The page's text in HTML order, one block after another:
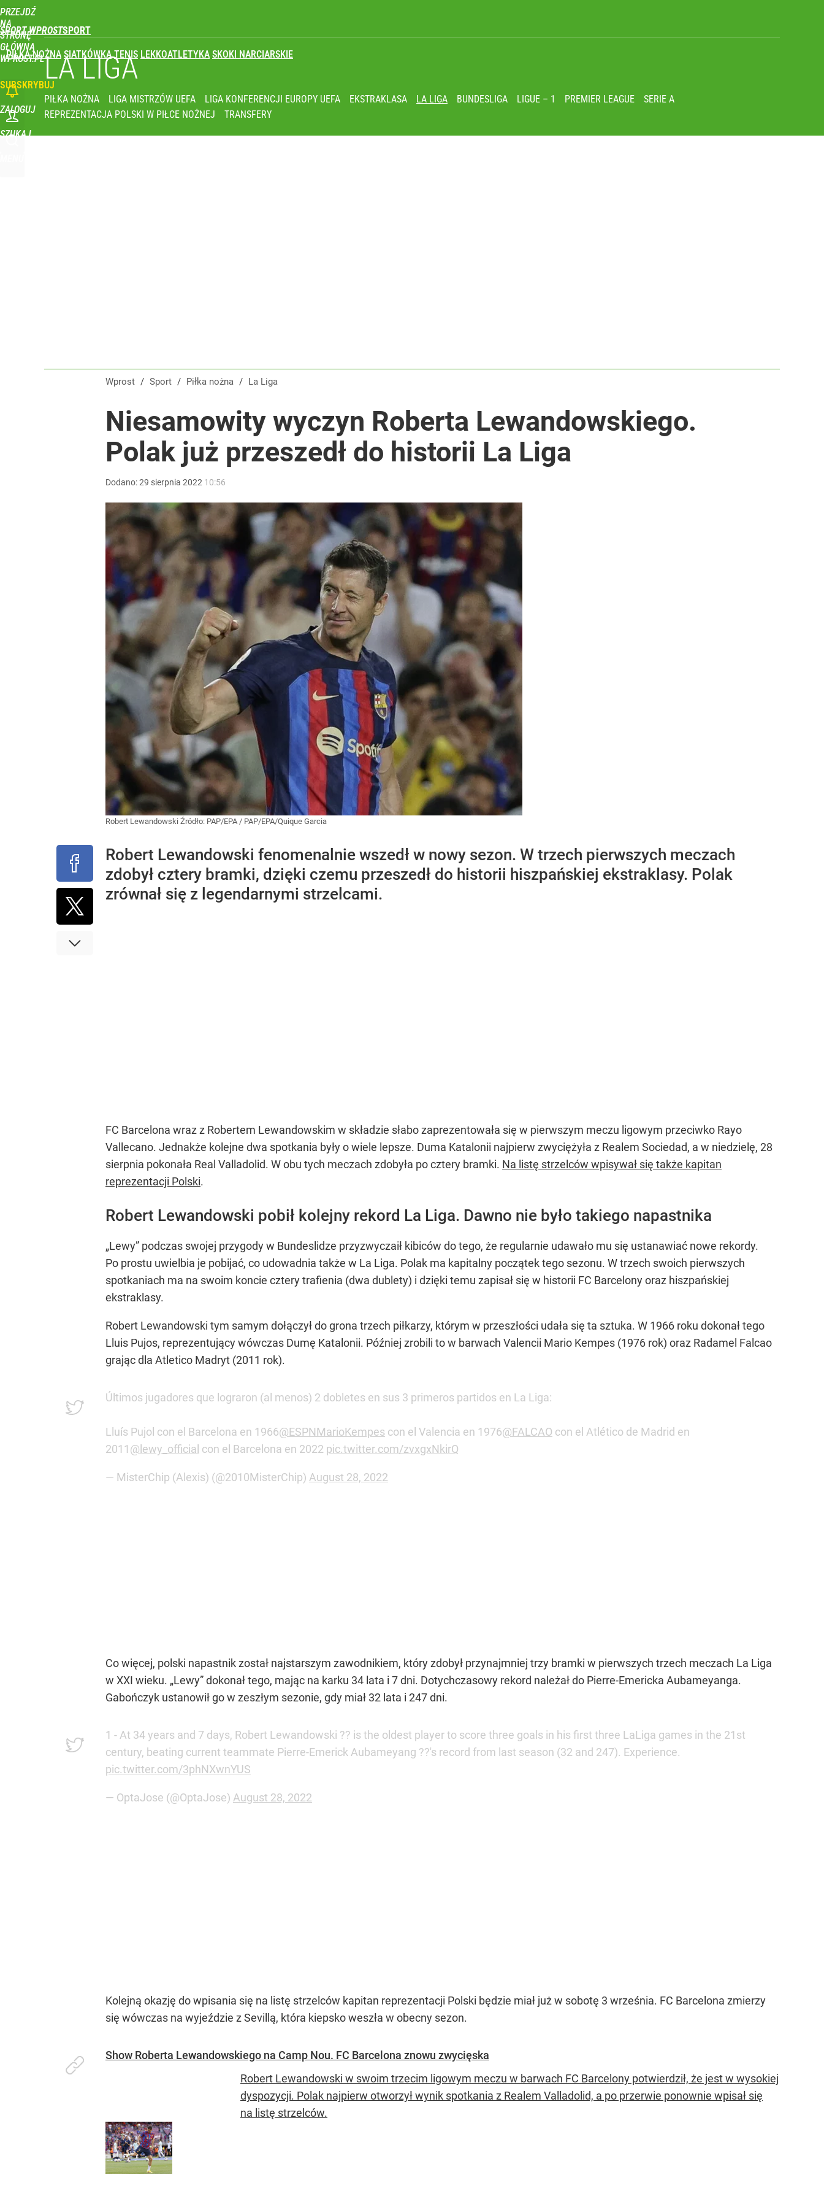
PRZEJDŹ
NA
STRONĘ
GŁÓWNĄ
WPROST.PL
SPORT WPROST
PIŁKA NOŻNA SIATKÓWKA TENIS LEKKOATLETYKA SKOKI NARCIARSKIE
SUBSKRYBUJ
ZALOGUJ
SZUKAJ
LA LIGA
PIŁKA NOŻNA LIGA MISTRZÓW UEFA LIGA KONFERENCJI EUROPY UEFA EKSTRAKLASA LA LIGA BUNDESLIGA LIGUE – 1 PREMIER LEAGUE
SERIE A
REPREZENTACJA POLSKI W PIŁCE NOŻNEJ
TRANSFERY
Wprost / Sport / Piłka nożna / La Liga
Niesamowity wyczyn Roberta Lewandowskiego.
Polak już przeszedł do historii La Liga
Dodano:29 sierpnia 2022 10:56
Robert Lewandowski Źródło: PAP/EPA / PAP/EPA/Quique Garcia
Robert Lewandowski fenomenalnie wszedł w nowy sezon. W trzech pierwszych meczach
zdobył cztery bramki, dzięki czemu przeszedł do historii hiszpańskiej ekstraklasy. Polak
zrównał się z legendarnymi strzelcami.
FC Barcelona wraz z Robertem Lewandowskim w składzie słabo zaprezentowała się w pierwszym meczu ligowym przeciwko Rayo
Vallecano. Jednakże kolejne dwa spotkania były o wiele lepsze. Duma Katalonii najpierw zwyciężyła z Realem Sociedad, a w niedzielę, 28
sierpnia pokonała Real Valladolid. W obu tych meczach zdobyła po cztery bramki. Na listę strzelców wpisywał się także kapitan
reprezentacji Polski.
Robert Lewandowski pobił kolejny rekord La Liga. Dawno nie było takiego napastnika
„Lewy” podczas swojej przygody w Bundeslidze przyzwyczaił kibiców do tego, że regularnie udawało mu się ustanawiać nowe rekordy.
Po prostu uwielbia je pobijać, co udowadnia także w La Liga. Polak ma kapitalny początek tego sezonu. W trzech swoich pierwszych
spotkaniach ma na swoim koncie cztery trafienia (dwa dublety) i dzięki temu zapisał się w historii FC Barcelony oraz hiszpańskiej
ekstraklasy.
Robert Lewandowski tym samym dołączył do grona trzech piłkarzy, którym w przeszłości udała się ta sztuka. W 1966 roku dokonał tego
Lluis Pujos, reprezentujący wówczas Dumę Katalonii. Później zrobili to w barwach Valencii Mario Kempes (1976 rok) oraz Radamel Falcao
grając dla Atletico Madryt (2011 rok).
Últimos jugadores que lograron (al menos) 2 dobletes en sus 3 primeros partidos en La Liga:
Lluís Pujol con el Barcelona en 1966@ESPNMarioKempes con el Valencia en 1976@FALCAO con el Atlético de Madrid en
2011 @lewy_official con el Barcelona en 2022 pic.twitter.com/zvxgxNkirQ
— MisterChip (Alexis) (@2010MisterChip) August 28, 2022
Co więcej, polski napastnik został najstarszym zawodnikiem, który zdobył przynajmniej trzy bramki w pierwszych trzech meczach La Liga
w XXI wieku. „Lewy” dokonał tego, mając na karku 34 lata i 7 dni. Dotychczasowy rekord należał do Pierre-Emericka Aubameyanga.
Gabończyk ustanowił go w zeszłym sezonie, gdy miał 32 lata i 247 dni.
1 - At 34 years and 7 days, Robert Lewandowski ?? is the oldest player to score three goals in his first three LaLiga games in the 21st
century, beating current teammate Pierre-Emerick Aubameyang ??'s record from last season (32 and 247). Experience.
pic.twitter.com/3phNXwnYUS
— OptaJose (@OptaJose) August 28, 2022
Kolejną okazję do wpisania się na listę strzelców kapitan reprezentacji Polski będzie miał już w sobotę 3 września. FC Barcelona zmierzy
się wówczas na wyjeździe z Sevillą, która kiepsko weszła w obecny sezon.
Show Roberta Lewandowskiego na Camp Nou. FC Barcelona znowu zwycięska
Robert Lewandowski w swoim trzecim ligowym meczu w barwach FC Barcelony potwierdził, że jest w wysokiej
dyspozycji. Polak najpierw otworzył wynik spotkania z Realem Valladolid, a po przerwie ponownie wpisał się
na listę strzelców.